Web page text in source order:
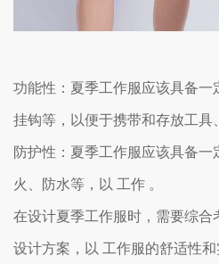
功能性：夏季工作服应该具备一
挂钩等，以便于携带和存放工具
防护性：夏季工作服应该具备
火、防水等，以 工作 。
在设计夏季工作服时，需要综合
设计方案，以 工作服的舒适性和